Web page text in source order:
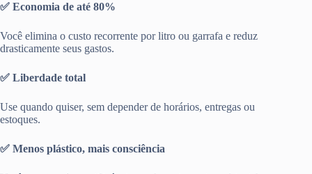
✅ Economia de até 80%
Você elimina o custo recorrente por litro ou garrafa e reduz
drasticamente seus gastos.
✅ Liberdade total
Use quando quiser, sem depender de horários, entregas ou
estoques.
✅ Menos plástico, mais consciência